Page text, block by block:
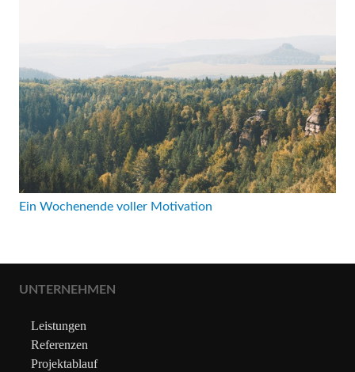
Ein Wochenende voller Motivation
UNTERNEHMEN
Leistungen
Referenzen
Projektablauf